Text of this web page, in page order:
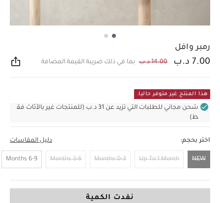
رمبر وافل
7.00 د.ب 14.00 د.ب بما في ذلك ضريبة القيمة المضافة
هذا المنتج غير متوفر حاليا.
شحن مجاني للطلبات التي تزيد عن 31 د.ب (للمنتجات غير بالأثاث فق
ط)
اختر بحجم: دليل المقاسات
NEW
Up To 1 Month
0-3 Months
3-6 Months
6-9 Months
نفدت الكمية